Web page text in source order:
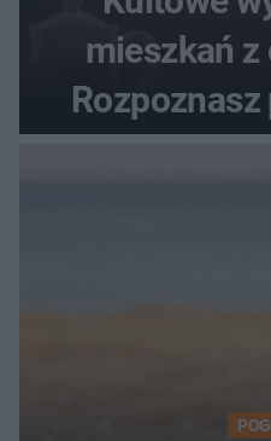
mieszkań z